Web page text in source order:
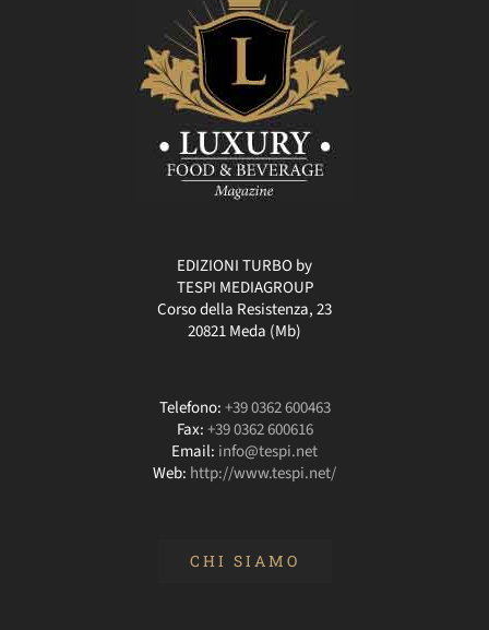
EDIZIONI TURBO by
TESPI MEDIAGROUP
Corso della Resistenza, 23
20821 Meda (Mb)
Telefono:+39 0362 600463
Fax:+39 0362 600616
Email: info@tespi.net
Web: http://www.tespi.net/
CHI SIAMO